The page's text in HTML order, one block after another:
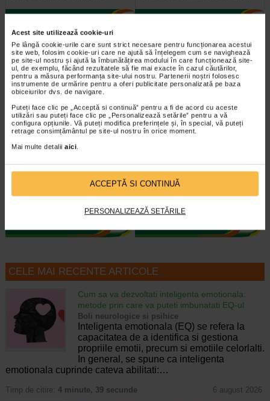
Acest site utilizează cookie-uri
Pe lângă cookie-urile care sunt strict necesare pentru funcționarea acestui
site web, folosim cookie-uri care ne ajută să înțelegem cum se navighează
pe site-ul nostru și ajută la îmbunătățirea modului în care funcționează site-
ul, de exemplu, făcând rezultatele să fie mai exacte în cazul căutărilor,
pentru a măsura performanța site-ului nostru. Partenerii noștri folosesc
instrumente de urmărire pentru a oferi publicitate personalizată pe baza
obiceiurilor dvs. de navigare.
Puteți face clic pe „Acceptă si continuă” pentru a fi de acord cu aceste
utilizări sau puteți face clic pe „Personalizează setările” pentru a vă
configura opțiunile. Vă puteți modifica preferințele și, în special, vă puteți
retrage consimțământul pe site-ul nostru în orice moment.
Mai multe detalii aici.
ACCEPTĂ SI CONTINUĂ
PERSONALIZEAZĂ SETĂRILE
-35% Preț întreg: 78,10 Lei
Preț redus: 50.77 Lei
La Roche Posay Lipikar gel
Gelul de spalare Lipikar de la La
Roche-Posay curata delicat si
protejeaza pielea sensibila a…
-40% Preț întreg: 30.60 Lei
Preț redus: 18.36 Lei
Beneficii Gerovital Kids Gel spalare
corp si par Hydra Care: Respecta
pH-ul pielii; Cu extract…
CELE MAI RECENTE ARTICOLE
Cum sa va dezvoltati inteligenta emotionala:
metode prin care va puteti imbunatati EQ-ul
Boli neurologice si psihice
Inteligenta emotionala (EQ) se refera la
capacitatea de a identifica si gestiona
propriile emotii, precum si emotiile celorlalti.
In general, se spune ca inteligenta
emotionala cuprinde cateva abilitati:…
Timp de citire: 4 minute, 39 secunde 6 august 2026